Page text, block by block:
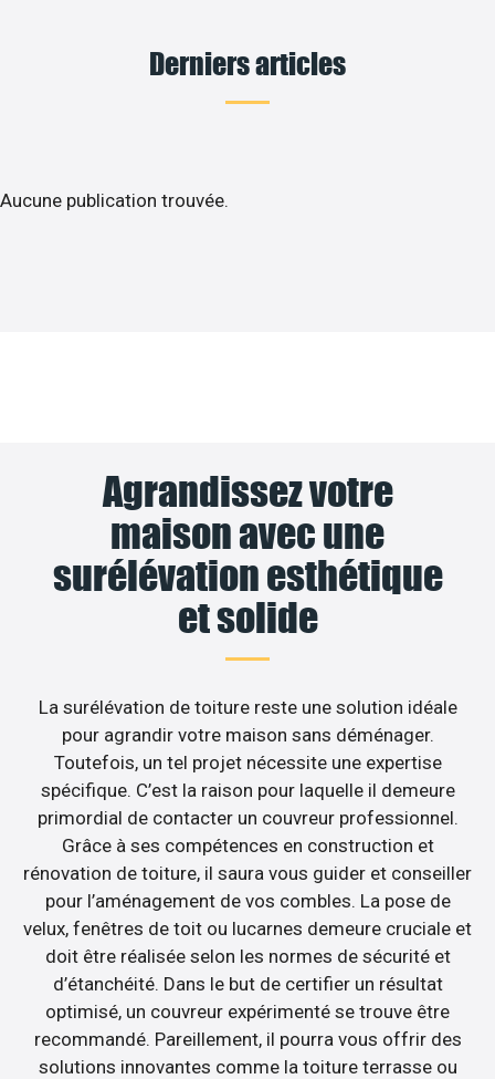
Derniers articles
Aucune publication trouvée.
Agrandissez votre
maison avec une
surélévation esthétique
et solide
La surélévation de toiture reste une solution idéale
pour agrandir votre maison sans déménager.
Toutefois, un tel projet nécessite une expertise
spécifique. C’est la raison pour laquelle il demeure
primordial de contacter un couvreur professionnel.
Grâce à ses compétences en construction et
rénovation de toiture, il saura vous guider et conseiller
pour l’aménagement de vos combles. La pose de
velux, fenêtres de toit ou lucarnes demeure cruciale et
doit être réalisée selon les normes de sécurité et
d’étanchéité. Dans le but de certifier un résultat
optimisé, un couvreur expérimenté se trouve être
recommandé. Pareillement, il pourra vous offrir des
solutions innovantes comme la toiture terrasse ou